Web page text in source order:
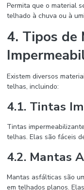
Permita que o material
telhado à chuva ou à
4. Tipos de
Existem diversos
telhas, incluindo:
4.1. Tintas
Tintas
telhas. Elas são fáceis
4.2. Mantas
Mantas asfálticas são
em telhados planos.